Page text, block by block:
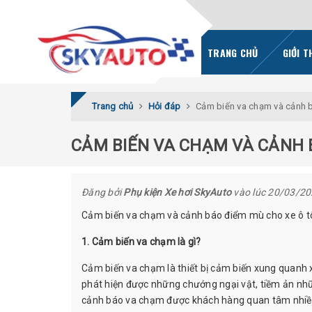
TRANG CHỦ GIỚI
Trang chủ Hỏi đáp Cảm biến va chạm và
CẢM BIẾN VA CHẠM VÀ CẢNH
Đăng bởiPhụ kiện Xe hơi SkyAutovào lúc 20/03/
Cảm biến va chạm và cảnh báo điểm mù cho xe ô
1. Cảm biến va chạm là gì?
Cảm biến va chạm là thiết bị cảm biến xung
phát hiện được những chướng ngại vật, tiềm ản
cảnh báo va chạm được khách hàng quan tâm